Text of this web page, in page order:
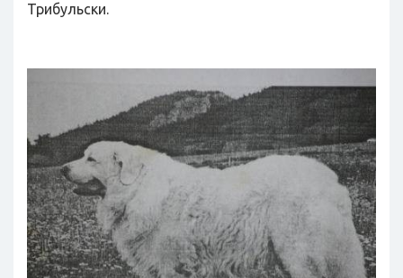
Трибульски.